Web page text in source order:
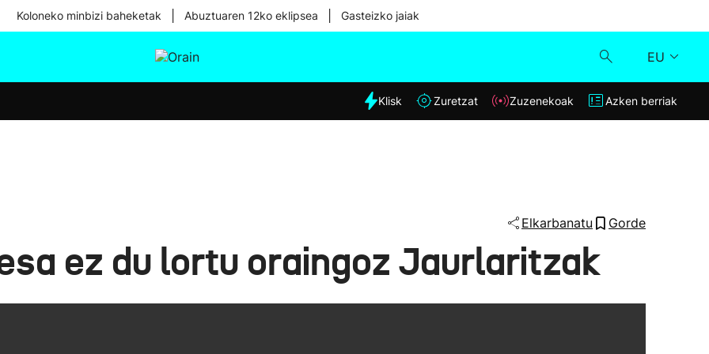
Koloneko minbizi baheketak Abuztuaren 12ko eklipsea Gasteizko jaiak
EU
Eguraldia
Klisk
Azken berriak
Klisk Zuretzat Zuzenekoak Azken berriak
Elkarbanatu Gorde
ez du lortu oraingoz Jaurlaritzak